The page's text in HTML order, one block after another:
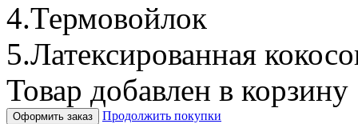
4.Термовойлок
5.Латексированная
Товар добавлен в корзину
Оформить заказ Продолжить покупки